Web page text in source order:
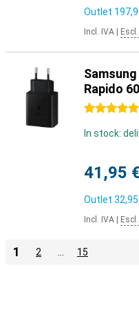
Outlet
Incl. IVA
Rapido
5 stelle
In stock:
41,95
Outlet
Incl. IVA
1 2 15